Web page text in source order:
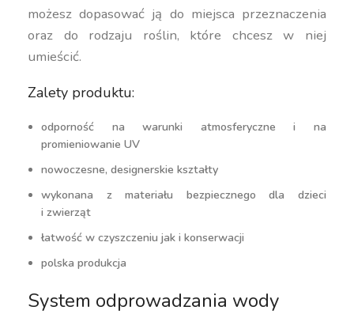
możesz dopasować ją do miejsca przeznaczenia
oraz do rodzaju roślin, które chcesz w niej
umieścić.
Zalety produktu:
odporność na warunki atmosferyczne i na
promieniowanie UV
nowoczesne, designerskie kształty
wykonana z materiału bezpiecznego dla dzieci
i zwierząt
łatwość w czyszczeniu jak i konserwacji
polska produkcja
System odprowadzania wody